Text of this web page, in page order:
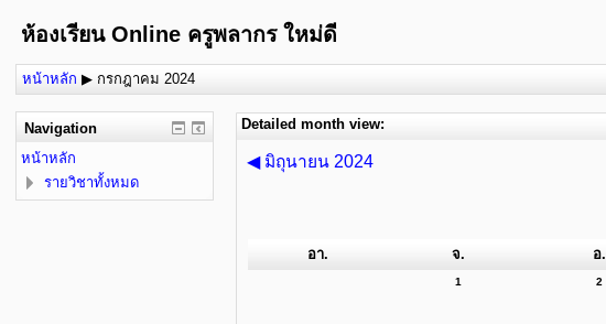
ห้องเรียน Online ครูพลากร ใหม่ดี
หน้าหลัก ▶ กรกฎาคม 2024
Detailed month view:
◀ มิถุนายน 2024
อา. จ. อ.
1 2
Navigation
หน้าหลัก
รายวิชาทั้งหมด